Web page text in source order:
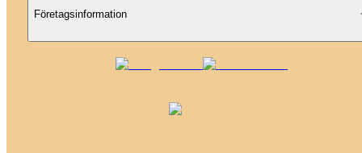
Företagsinformation